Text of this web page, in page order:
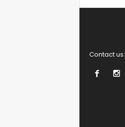
Contact us: